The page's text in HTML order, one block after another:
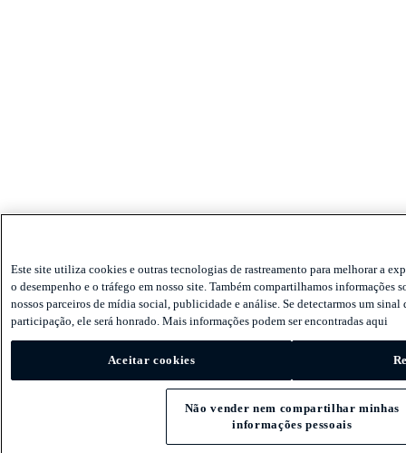
Este site utiliza cookies e outras tecnologias de rastreamento para melhorar a
o desempenho e o tráfego em nosso site. Também compartilhamos informações
nossos parceiros de mídia social, publicidade e análise. Se detectarmos um sinal
participação, ele será honrado. Mais informações podem ser encontradas aqui
Aceitar cookies
Não vender nem compartilhar minhas
informações pessoais